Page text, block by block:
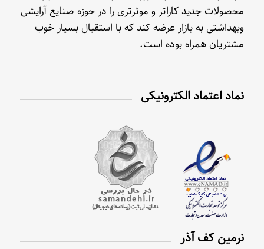
محصولات جدید کاراتر و موثرتری را در حوزه صنایع آرایشی
وبهداشتی به بازار عرضه کند که با استقبال بسیار خوب
مشتریان همراه بوده است.
نماد اعتماد الکترونیکی
نرمین کف آذر